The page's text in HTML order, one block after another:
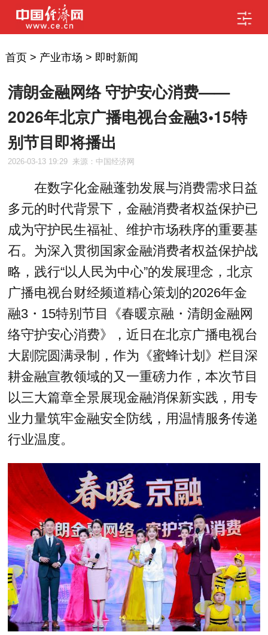
首页> 产业市场 > 即时新闻
清朗金融网络 守护安心消费——
2026年北京广播电视台金融3•15特
别节目即将播出
2026-03-13 19:29 来源：中国经济网
在数字化金融蓬勃发展与消费需求日益
多元的时代背景下，金融消费者权益保护已
成为守护民生福祉、维护市场秩序的重要基
石。为深入贯彻国家金融消费者权益保护战
略，践行“以人民为中心”的发展理念，北京
广播电视台财经频道精心策划的2026年金
融3・15特别节目《春暖京融・清朗金融网
络守护安心消费》，近日在北京广播电视台
大剧院圆满录制，作为《蜜蜂计划》栏目深
耕金融宣教领域的又一重磅力作，本次节目
以三大篇章全景展现金融消保新实践，用专
业力量筑牢金融安全防线，用温情服务传递
行业温度。